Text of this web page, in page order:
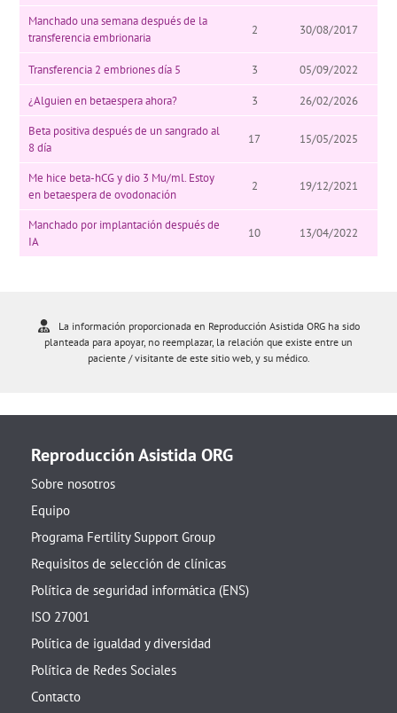
Manchado una semana después de la
transferencia embrionaria
2 30/08/2017
Transferencia 2 embriones día 5 3 05/09/2022
¿Alguien en betaespera ahora? 3
26/02/2026
Beta positiva después de un sangrado al
8 día
17 15/05/2025
Me hice beta-hCG y dio 3 Mu/ml. Estoy
en betaespera de ovodonación
2 19/12/2021
Manchado por implantación después de
IA
10 13/04/2022
La información proporcionada en Reproducción Asistida ORG ha sido
planteada para apoyar, no reemplazar, la relación que existe entre un
paciente / visitante de este sitio web, y su médico.
Reproducción Asistida ORG
Sobre nosotros
Equipo
Programa Fertility Support Group
Requisitos de selección de clínicas
Política de seguridad informática (ENS)
ISO 27001
Política de igualdad y diversidad
Política de Redes Sociales
Contacto